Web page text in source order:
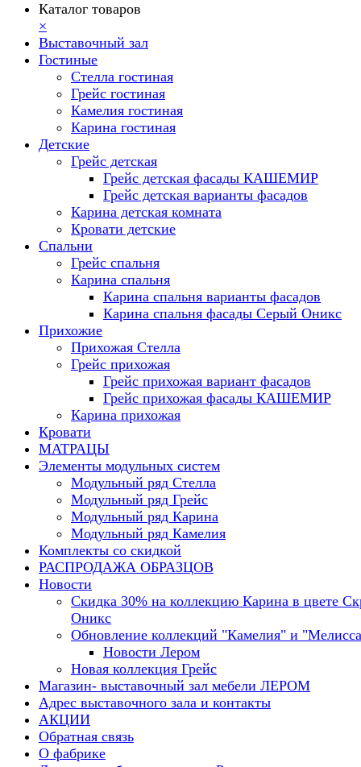
Каталог товаров
×
Выставочный зал
Гостиные
Стелла гостиная
Грейс гостиная
Камелия гостиная
Карина гостиная
Детские
Грейс детская
Грейс детская фасады КАШЕМИР
Грейс детская варианты фасадов
Карина детская комната
Кровати детские
Спальни
Грейс спальня
Карина спальня
Карина спальня варианты фасадов
Карина спальня фасады Серый Оникс
Прихожие
Прихожая Стелла
Грейс прихожая
Грейс прихожая вариант фасадов
Грейс прихожая фасады КАШЕМИР
Карина прихожая
Кровати
МАТРАЦЫ
Элементы модульных систем
Модульный ряд Стелла
Модульный ряд Грейс
Модульный ряд Карина
Модульный ряд Камелия
Комплекты со скидкой
РАСПРОДАЖА ОБРАЗЦОВ
Новости
Скидка 30% на коллекцию Карина в цвете
Оникс
Обновление коллекций "Камелия" и
Новости Лером
Новая коллекция Грейс
Магазин- выставочный зал мебели ЛЕРОМ
Адрес выставочного зала и контакты
АКЦИИ
Обратная связь
О фабрике